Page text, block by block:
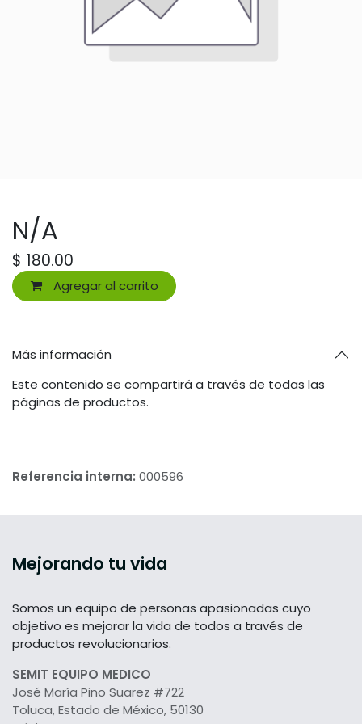
N/A
$ 180.00
Agregar al carrito
Más información
Este contenido se compartirá a través de todas las
páginas de productos.
Referencia interna: 000596
Mejorando tu vida
Somos un equipo de personas apasionadas cuyo
objetivo es mejorar la vida de todos a través de
productos revolucionarios.
SEMIT EQUIPO MEDICO
José María Pino Suarez #722
Toluca, Estado de México, 50130